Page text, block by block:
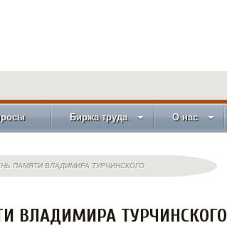
Биржа труда О нас
ПАМЯТИ ВЛАДИМИРА ТУРЧИНСКОГО
ВЛАДИМИРА ТУРЧИНСКОГО